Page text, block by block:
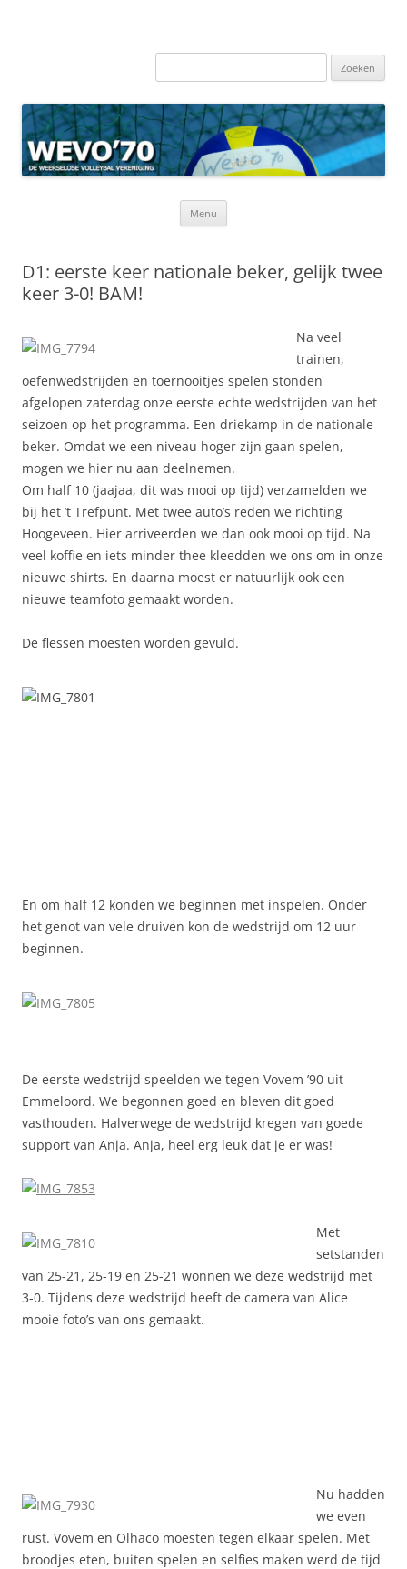
Zoeken
Menu
D1: eerste keer nationale beker, gelijk twee
keer 3-0! BAM!
Na veel
trainen,
oefenwedstrijden en toernooitjes spelen stonden
afgelopen zaterdag onze eerste echte wedstrijden van het
seizoen op het programma. Een driekamp in de nationale
beker. Omdat we een niveau hoger zijn gaan spelen,
mogen we hier nu aan deelnemen.
Om half 10 (jaajaa, dit was mooi op tijd) verzamelden we
bij het ’t Trefpunt. Met twee auto’s reden we richting
Hoogeveen. Hier arriveerden we dan ook mooi op tijd. Na
veel koffie en iets minder thee kleedden we ons om in onze
nieuwe shirts. En daarna moest er natuurlijk ook een
nieuwe teamfoto gemaakt worden.
De flessen moesten worden gevuld.
En om half 12 konden we beginnen met inspelen. Onder
het genot van vele druiven kon de wedstrijd om 12 uur
beginnen.
De eerste wedstrijd speelden we tegen Vovem ’90 uit
Emmeloord. We begonnen goed en bleven dit goed
vasthouden. Halverwege de wedstrijd kregen van goede
support van Anja. Anja, heel erg leuk dat je er was!
Met
setstanden
van 25-21, 25-19 en 25-21 wonnen we deze wedstrijd met
3-0. Tijdens deze wedstrijd heeft de camera van Alice
mooie foto’s van ons gemaakt.
Nu hadden
we even
rust. Vovem en Olhaco moesten tegen elkaar spelen. Met
broodjes eten, buiten spelen en selfies maken werd de tijd